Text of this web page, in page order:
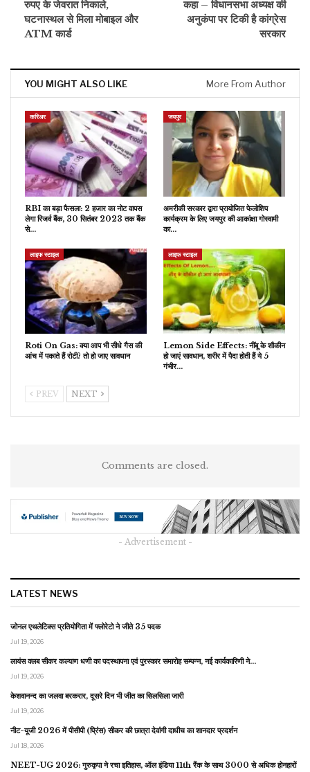
रुपए के जेवरात निकाले,
घटनास्थल से मिला मोबाइल और
ATM कार्ड
कहा – विधानसभा अध्यक्ष की
अनुकंपा पर टिकी है कांग्रेस
सरकार
YOU MIGHT ALSO LIKE More From Author
करिअर
RBI का बड़ा फैसला: 2 हजार का नोट वापस
लेगा रिजर्व बैंक, 30 सितंबर 2023 तक बैंक
से…
जयपुर
अमरीकी सरकार द्वारा प्रायोजित फेलोशिप
कार्यक्रम के लिए जयपुर की आकांक्षा गोस्वामी
का…
लाइफ स्टाइल
​Roti On Gas: क्या आप भी सीधे गैस की
आंच में पकाते हैं रोटी? तो हो जाए सावधान
लाइफ स्टाइल
Lemon Side Effects: नींबू के शौकीन
हो जाएं सावधान, शरीर में पैदा होती हैं ये 5
गंभीर…
PREV NEXT
Comments are closed.
- Advertisement -
LATEST NEWS
जोनल एथलेटिक्स प्रतियोगिता में फ्लोरेटो ने जीते 35 पदक
Jul 19, 2026
लायंस क्लब सीकर कल्याण धणी का पदस्थापना एवं पुरस्कार समारोह सम्पन्न, नई कार्यकारिणी ने…
Jul 19, 2026
केशवानन्द का जलवा बरकरार, दूसरे दिन भी जीत का सिलसिला जारी
Jul 19, 2026
नीट-यूजी 2026 में पीसीपी (प्रिंस) सीकर की छात्रा देवांगी दाधीच का शानदार प्रदर्शन
Jul 18, 2026
NEET-UG 2026: गुरुकृपा ने रचा इतिहास, ऑल इंडिया 11th रैंक के साथ 3000 से अधिक होनहारों